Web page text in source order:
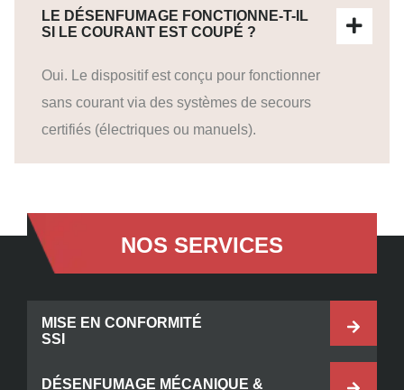
LE DÉSENFUMAGE FONCTIONNE-T-IL
SI LE COURANT EST COUPÉ ?
Oui. Le dispositif est conçu pour fonctionner
sans courant via des systèmes de secours
certifiés (électriques ou manuels).
NOS SERVICES
MISE EN CONFORMITÉ
SSI
DÉSENFUMAGE MÉCANIQUE &